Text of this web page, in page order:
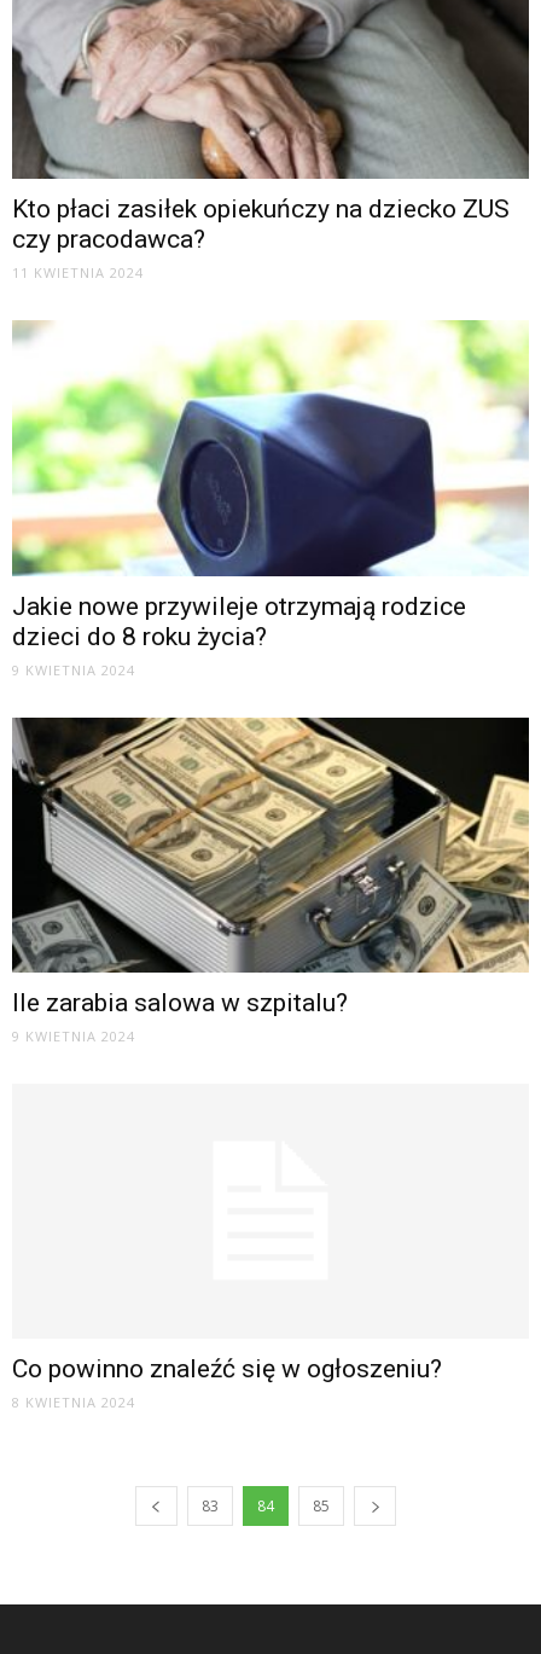
Kto płaci zasiłek opiekuńczy na dziecko ZUS
czy pracodawca?
11 KWIETNIA 2024
Jakie nowe przywileje otrzymają rodzice
dzieci do 8 roku życia?
9 KWIETNIA 2024
Ile zarabia salowa w szpitalu?
9 KWIETNIA 2024
Co powinno znaleźć się w ogłoszeniu?
8 KWIETNIA 2024
83 84 85